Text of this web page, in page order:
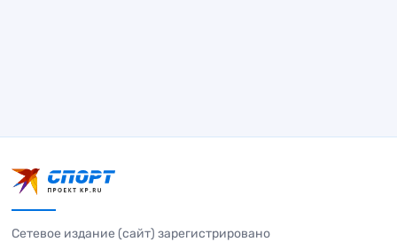
Сетевое издание (сайт) зарегистрировано